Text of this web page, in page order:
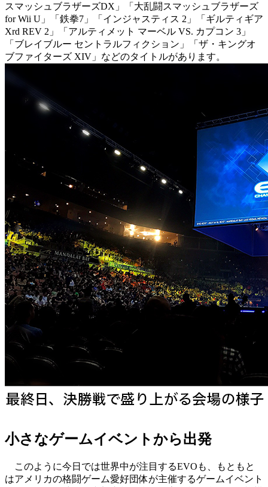
スマッシュブラザーズDX」「大乱闘スマッシュブラザーズ
for Wii U」「鉄拳7」「インジャスティス 2」「ギルティギア
Xrd REV 2」「アルティメット マーベル VS. カプコン 3」
「ブレイブルー セントラルフィクション」「ザ・キングオ
ブファイターズ XIV」などのタイトルがあります。
小さなゲームイベントから出発
このように今日では世界中が注目するEVOも、もともと
はアメリカの格闘ゲーム愛好団体が主催するゲームイベント